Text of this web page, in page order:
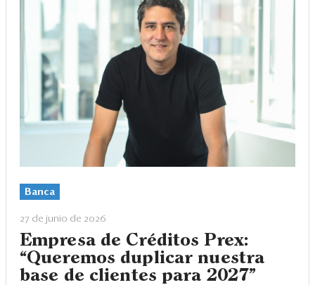
Banca
27 de junio de 2026
Empresa de Créditos Prex:
“Queremos duplicar nuestra
base de clientes para 2027”